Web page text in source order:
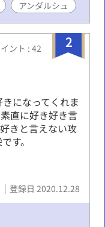
通りセシルを庇
無事で」 そうし
おかしい。 な
部屋に軟禁され
幼なじみ皇太
の学園異世界
える世界のお話
R18描写が入っ
!! ※第２部後半
し合ってます
※番外編『我が
番外編『新たな
アンダルシュ
2
ント : 42
になってくれま
直に好き好き言
きと言えない攻
す。
登録日 2020.12.28